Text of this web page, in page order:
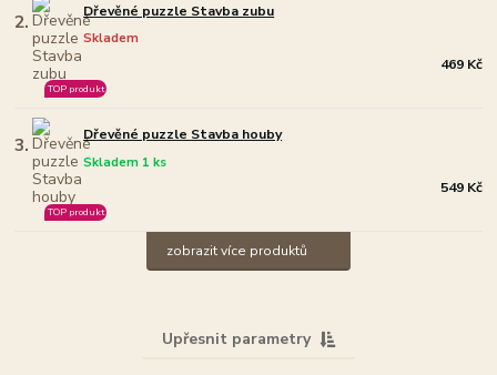
2. Dřevěné puzzle Stavba zubu
Skladem
TOP produkt
469 Kč
3. Dřevěné puzzle Stavba houby
Skladem 1 ks
TOP produkt
549 Kč
zobrazit více produktů
Upřesnit parametry